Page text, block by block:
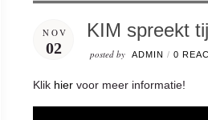
NOV
02
KIM spreekt
posted by ADMIN / 0
Klik hier voor meer informatie!